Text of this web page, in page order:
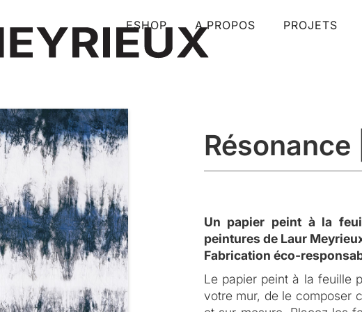
ESHOP A PROPOS PROJETS
Résonance
Un papier peint à la
peintures de Laur
Fabrication éco-
Le papier peint à la feuille
votre mur, de le composer
DESCRIPTION
Inspiration